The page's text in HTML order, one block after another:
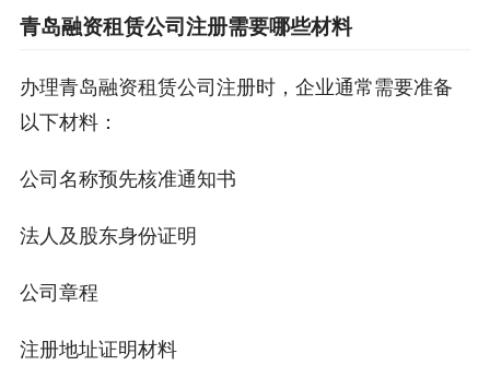
青岛融资租赁公司注册需要哪些材料
办理青岛融资租赁公司注册时，企业通常需要准备
以下材料：
公司名称预先核准通知书
法人及股东身份证明
公司章程
注册地址证明材料